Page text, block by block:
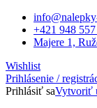
+421 948
Majere 1,
Wishlist
Prihlásenie /
Prihlásiť saVytvoriť